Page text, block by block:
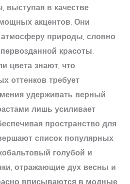
выступая в качестве
акцентов. Они
природы, словно
красоты.
цвета знают, что
оттенков требует
удерживать верный
лишь усиливает
пространство для
список популярных
голубой и
отражающие дух весны и